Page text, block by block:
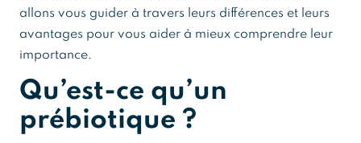
allons vous guider à travers leurs différences et leurs
avantages pour vous aider à mieux comprendre leur
importance.
Qu’est-ce qu’un
prébiotique ?